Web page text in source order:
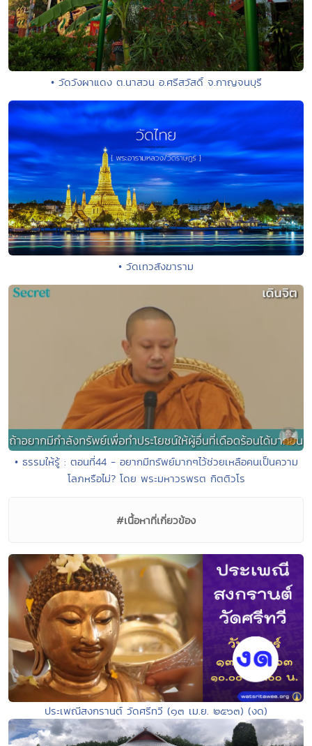
• วัดวังผาแดง ต.นาสวน อ.ศรีสวัสดิ์ จ.กาญจนบุรี
• วัดเทวสังฆาราม
• ธรรมให้รู้ : ตอนที่44 - อยากมีทรัพย์มากๆไว้ช่วยเหลือคนเป็นความ
โลภหรือไม่? โดย พระมหาวรพรต กิตติวโร
#เนื้อหาที่เกี่ยวข้อง
ประเพณีสงกรานต์ วัดศรีทวี (๑๓ เม.ย. ๒๕๖๓) (งด)